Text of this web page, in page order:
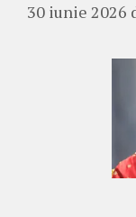
30 iunie 2026